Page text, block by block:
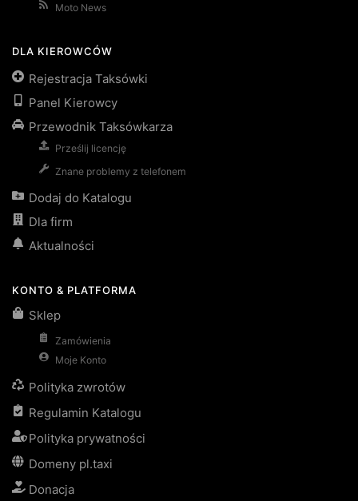
Moto News
DLA KIEROWCÓW
Rejestracja Taksówki
Panel Kierowcy
Przewodnik Taksówkarza
Prześlij licencję
Znane problemy z telefonem
Dodaj do Katalogu
Dla firm
Aktualności
KONTO & PLATFORMA
Sklep
Zamówienia
Moje Konto
Polityka zwrotów
Regulamin Katalogu
Polityka prywatności
Domeny pl.taxi
Donacja